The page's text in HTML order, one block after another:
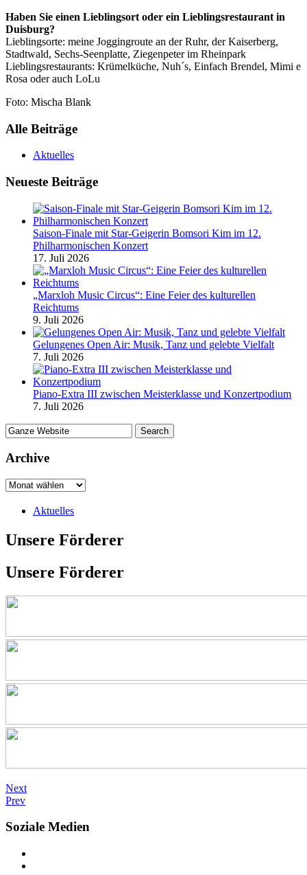
Haben Sie einen Lieblingsort oder ein Lieblingsrestaurant in
Duisburg?
Lieblingsorte: meine Joggingroute an der Ruhr, der Kaiserberg,
Stadtwald, Sechs-Seenplatte, Ziegenpeter im Rheinpark
Lieblingsrestaurants: Krümelküche, Nuh´s, Einfach Brendel, Mimi e
Rosa oder auch LoLu
Foto: Mischa Blank
Alle Beiträge
Aktuelles
Neueste Beiträge
Saison-Finale mit Star-Geigerin Bomsori Kim im 12.
Philharmonischen Konzert
17. Juli 2026
„Marxloh Music Circus“: Eine Feier des kulturellen
Reichtums
9. Juli 2026
Gelungenes Open Air: Musik, Tanz und gelebte Vielfalt
7. Juli 2026
Piano-Extra III zwischen Meisterklasse und Konzertpodium
7. Juli 2026
Archive
Aktuelles
Unsere Förderer
Unsere Förderer
Next
Prev
Soziale Medien